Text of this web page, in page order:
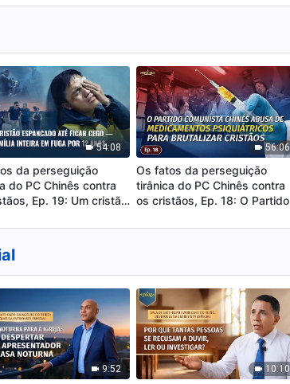
França: Somente
pode ser resolvida
da Grande Polônia, Polônia:
54:08
da perseguição
do PC Chinês contra
Ep. 19: Um cristão
inteira em fuga por 12
56:06
Os fatos da perseguição
tirânica do PC Chinês contra
os cristãos, Ep. 18: O Partido
medicamentos psiquiátricos
9:52 10:10